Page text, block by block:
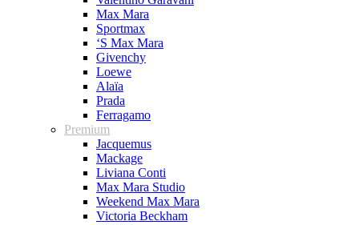
Max Mara
Sportmax
‘S Max Mara
Givenchy
Loewe
Alaïa
Prada
Ferragamo
Premium
Jacquemus
Mackage
Liviana Conti
Max Mara Studio
Weekend Max Mara
Victoria Beckham